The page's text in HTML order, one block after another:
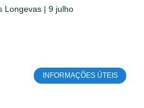
Longevas | 9 julho
INFORMAÇÕES ÚTEIS